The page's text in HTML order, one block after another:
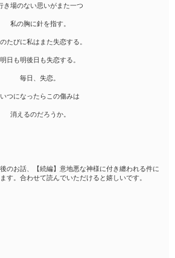
き場のない思いがまた一つ
私の胸に針を指す。
たびに私はまた失恋する。
明日も明後日も失恋する。
毎日、失恋。
いつになったらこの傷みは
消えるのだろうか。
のお話、【続編】意地悪な神様に付き纏われる件に
す。合わせて読んでいただけると嬉しいです。